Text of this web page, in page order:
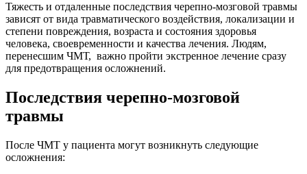
Тяжесть и отдаленные последствия черепно-мозговой травмы
зависят от вида травматического воздействия, локализации и
степени повреждения, возраста и состояния здоровья
человека, своевременности и качества лечения. Людям,
перенесшим ЧМТ, важно пройти экстренное лечение сразу
для предотвращения осложнений.
Последствия черепно-мозговой
травмы
После ЧМТ у пациента могут возникнуть следующие
осложнения: